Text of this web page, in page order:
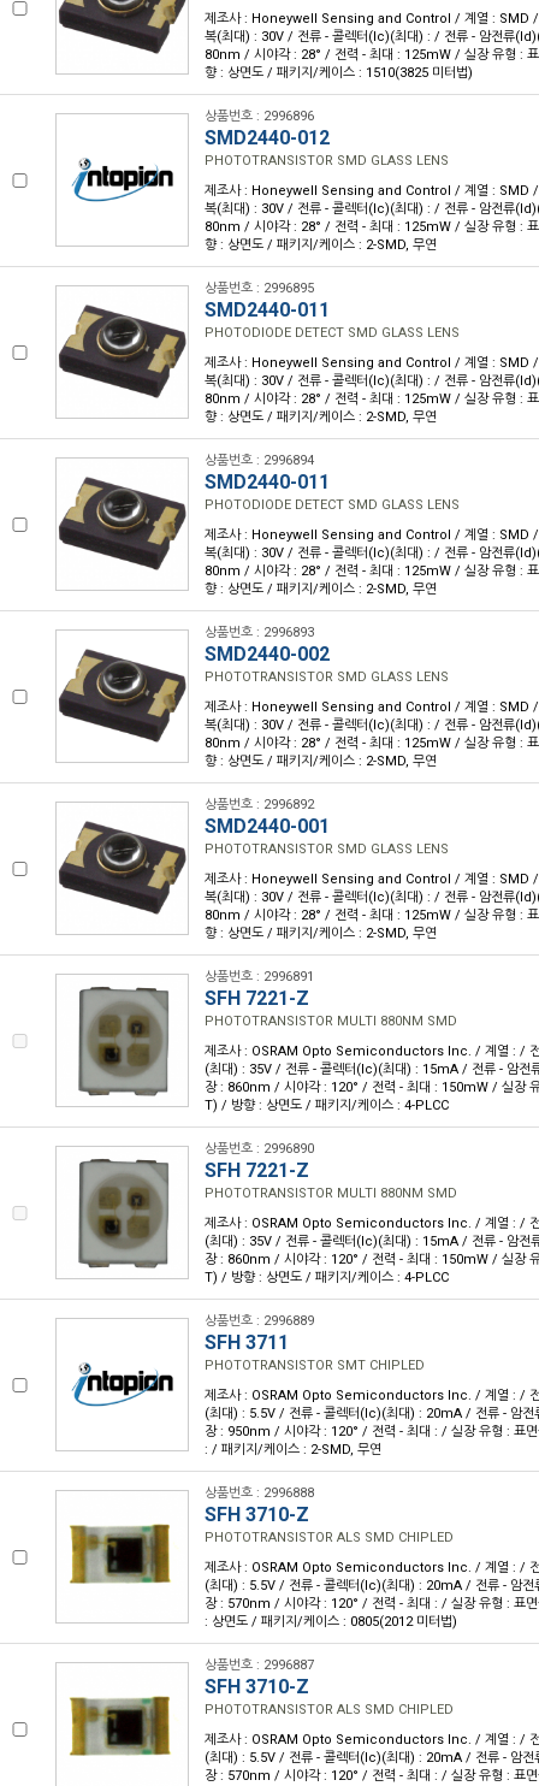
제조사 : Honeywell Sensing and Control / 계열 : SMD /
복(최대) : 30V / 전류 - 콜렉터(Ic)(최대) : / 전류 - 암전류
80nm / 시야각 : 28° / 전력 - 최대 : 125mW / 실장 유형 :
향 : 상면도 / 패키지/케이스 : 1510(3825 미터법)
상품번호 : 2996896
SMD2440-012
PHOTOTRANSISTOR SMD GLASS LENS
제조사 : Honeywell Sensing and Control / 계열 : SMD /
복(최대) : 30V / 전류 - 콜렉터(Ic)(최대) : / 전류 - 암전류
80nm / 시야각 : 28° / 전력 - 최대 : 125mW / 실장 유형 :
향 : 상면도 / 패키지/케이스 : 2-SMD, 무연
상품번호 : 2996895
SMD2440-011
PHOTODIODE DETECT SMD GLASS LENS
제조사 : Honeywell Sensing and Control / 계열 : SMD /
복(최대) : 30V / 전류 - 콜렉터(Ic)(최대) : / 전류 - 암전류
80nm / 시야각 : 28° / 전력 - 최대 : 125mW / 실장 유형 :
향 : 상면도 / 패키지/케이스 : 2-SMD, 무연
상품번호 : 2996894
SMD2440-011
PHOTODIODE DETECT SMD GLASS LENS
제조사 : Honeywell Sensing and Control / 계열 : SMD /
복(최대) : 30V / 전류 - 콜렉터(Ic)(최대) : / 전류 - 암전류
80nm / 시야각 : 28° / 전력 - 최대 : 125mW / 실장 유형 :
향 : 상면도 / 패키지/케이스 : 2-SMD, 무연
상품번호 : 2996893
SMD2440-002
PHOTOTRANSISTOR SMD GLASS LENS
제조사 : Honeywell Sensing and Control / 계열 : SMD /
복(최대) : 30V / 전류 - 콜렉터(Ic)(최대) : / 전류 - 암전류
80nm / 시야각 : 28° / 전력 - 최대 : 125mW / 실장 유형 :
향 : 상면도 / 패키지/케이스 : 2-SMD, 무연
상품번호 : 2996892
SMD2440-001
PHOTOTRANSISTOR SMD GLASS LENS
제조사 : Honeywell Sensing and Control / 계열 : SMD /
복(최대) : 30V / 전류 - 콜렉터(Ic)(최대) : / 전류 - 암전류
80nm / 시야각 : 28° / 전력 - 최대 : 125mW / 실장 유형 :
향 : 상면도 / 패키지/케이스 : 2-SMD, 무연
상품번호 : 2996891
SFH 7221-Z
PHOTOTRANSISTOR MULTI 880NM SMD
제조사 : OSRAM Opto Semiconductors Inc. / 계열 : / 전
(최대) : 35V / 전류 - 콜렉터(Ic)(최대) : 15mA / 전류 - 암전
장 : 860nm / 시야각 : 120° / 전력 - 최대 : 150mW / 실장
T) / 방향 : 상면도 / 패키지/케이스 : 4-PLCC
상품번호 : 2996890
SFH 7221-Z
PHOTOTRANSISTOR MULTI 880NM SMD
제조사 : OSRAM Opto Semiconductors Inc. / 계열 : / 전
(최대) : 35V / 전류 - 콜렉터(Ic)(최대) : 15mA / 전류 - 암전
장 : 860nm / 시야각 : 120° / 전력 - 최대 : 150mW / 실장
T) / 방향 : 상면도 / 패키지/케이스 : 4-PLCC
상품번호 : 2996889
SFH 3711
PHOTOTRANSISTOR SMT CHIPLED
제조사 : OSRAM Opto Semiconductors Inc. / 계열 : / 전
(최대) : 5.5V / 전류 - 콜렉터(Ic)(최대) : 20mA / 전류 - 암
장 : 950nm / 시야각 : 120° / 전력 - 최대 : / 실장 유형 : 표
: / 패키지/케이스 : 2-SMD, 무연
상품번호 : 2996888
SFH 3710-Z
PHOTOTRANSISTOR ALS SMD CHIPLED
제조사 : OSRAM Opto Semiconductors Inc. / 계열 : / 전
(최대) : 5.5V / 전류 - 콜렉터(Ic)(최대) : 20mA / 전류 - 암
장 : 570nm / 시야각 : 120° / 전력 - 최대 : / 실장 유형 : 표
: 상면도 / 패키지/케이스 : 0805(2012 미터법)
상품번호 : 2996887
SFH 3710-Z
PHOTOTRANSISTOR ALS SMD CHIPLED
제조사 : OSRAM Opto Semiconductors Inc. / 계열 : / 전
(최대) : 5.5V / 전류 - 콜렉터(Ic)(최대) : 20mA / 전류 - 암
장 : 570nm / 시야각 : 120° / 전력 - 최대 : / 실장 유형 : 표